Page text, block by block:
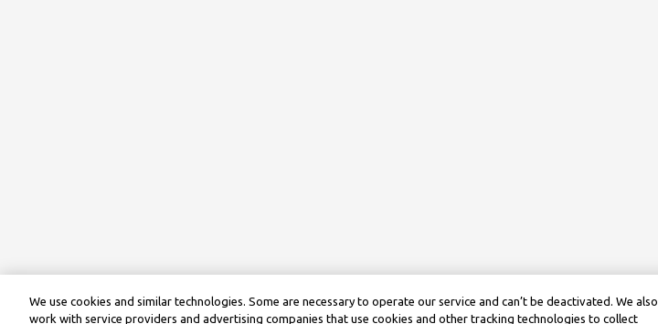
We use cookies and similar technologies. Some are necessary to operate our service and can’t be deactivated. We also
work with service providers and advertising companies that use cookies and other tracking technologies to collect